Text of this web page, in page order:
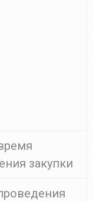
закупки